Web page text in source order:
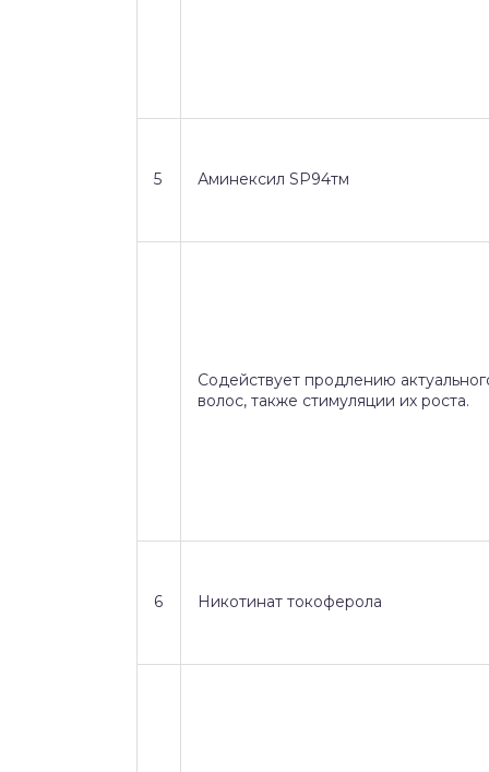
5 Аминексил SP94тм
Содействует продлению
волос, также стимуляции их роста.
6 Никотинат токоферола